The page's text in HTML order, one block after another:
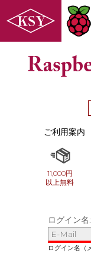
ご利用案内
11,000円
以上無料
ログイン名: